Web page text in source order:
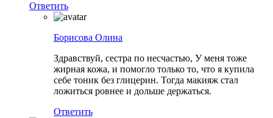
Ответить
Борисова Олина
Здравствуй, сестра по несчастью, У меня тоже
жирная кожа, и помогло только то, что я купила
себе тоник без глицерин. Тогда макияж стал
ложиться ровнее и дольше держаться.
Ответить